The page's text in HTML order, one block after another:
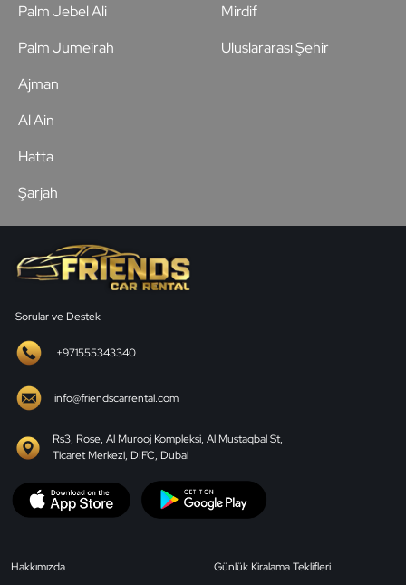
Palm Jebel Ali
Palm Jumeirah
Mirdif
Uluslararası Şehir
Ajman
Al Ain
Hatta
Şarjah
Sorular ve Destek
+971555343340
info@friendscarrental.com
Rs3, Rose, Al Murooj Kompleksi, Al Mustaqbal St,
Ticaret Merkezi, DIFC, Dubai
Hakkımızda
Günlük Kiralama Teklifleri